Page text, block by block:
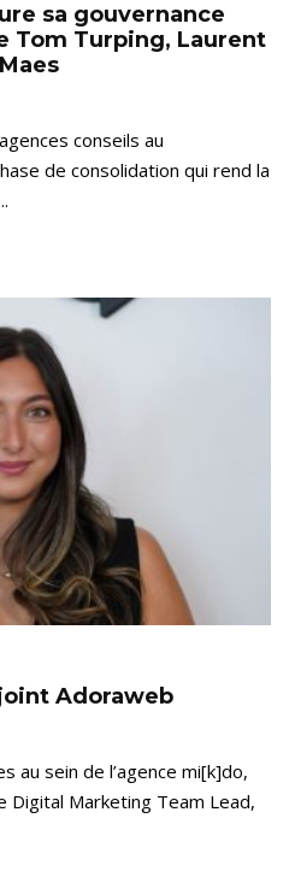
sa gouvernance
Tom Turping, Laurent
conseils au
de consolidation qui rend la
Adoraweb
au sein de l’agence mi[k]do,
Digital Marketing Team Lead,